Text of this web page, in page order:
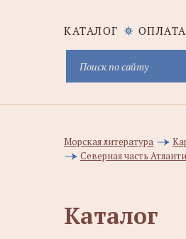
КАТАЛОГ ОПЛАТА
Морская литература
Северная часть
Каталог